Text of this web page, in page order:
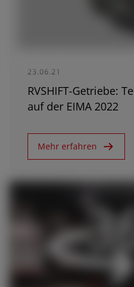
23.06.21
RVSHIFT-Getriebe:
auf der EIMA 2022
Mehr erfahren